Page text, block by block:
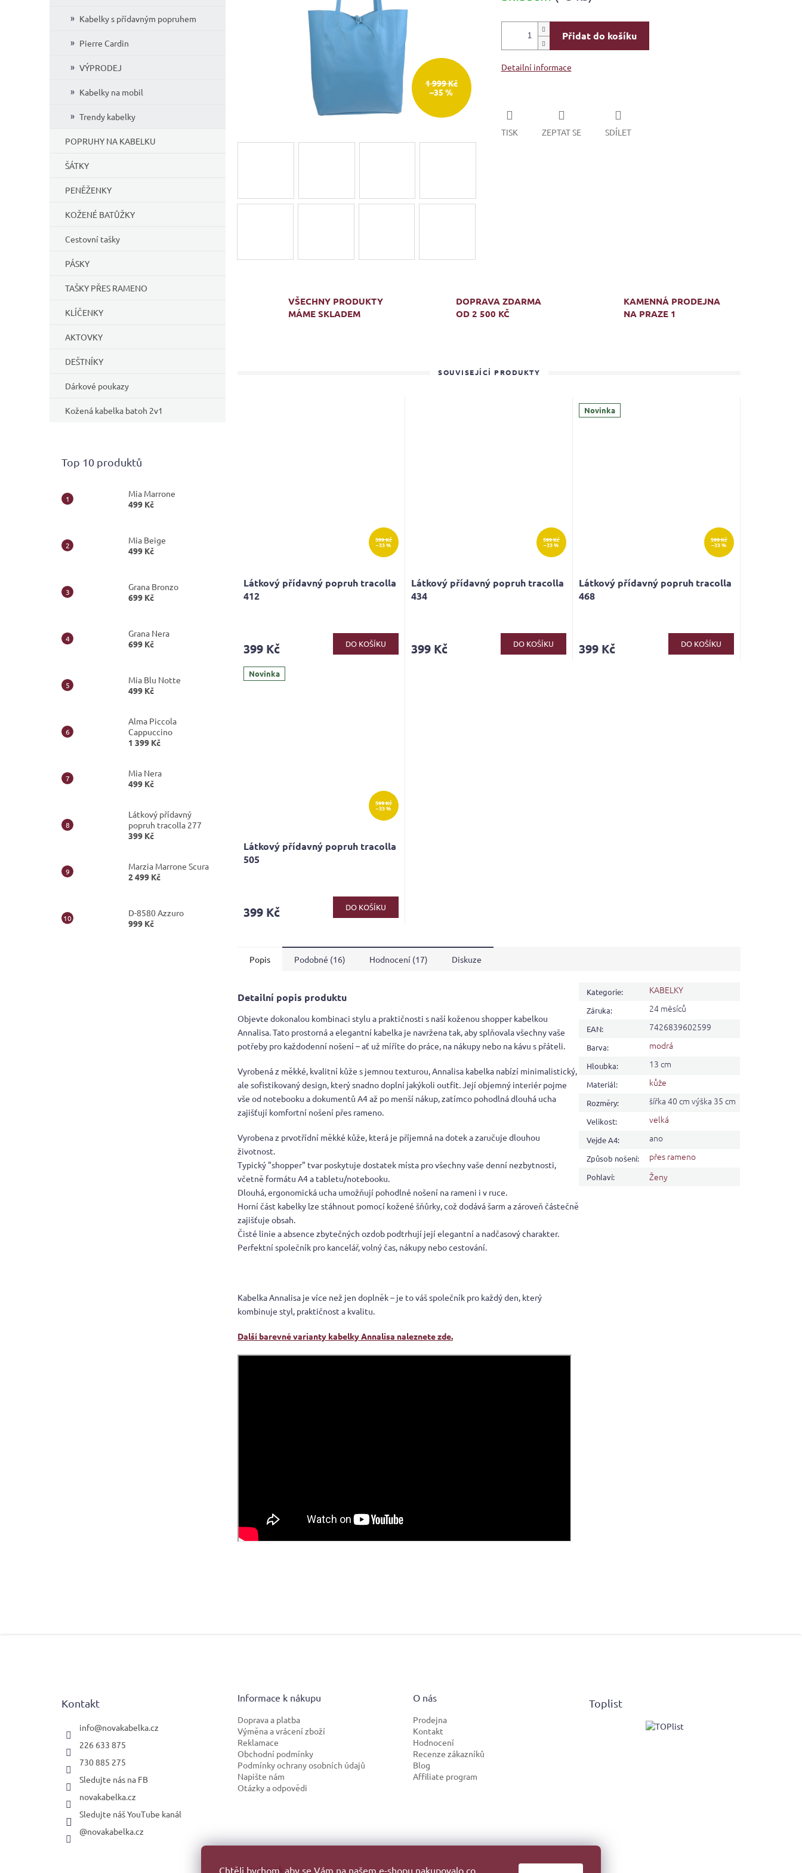
Chtěli bychom, aby se Vám na našem e-shopu nakupovalo co
Kabelky s přídavným popruhem
Pierre Cardin
VÝPRODEJ
Kabelky na mobil
Trendy kabelky
POPRUHY NA KABELKU
ŠÁTKY
PENĚŽENKY
KOŽENÉ BATŮŽKY
Cestovní tašky
PÁSKY
TAŠKY PŘES RAMENO
KLÍČENKY
AKTOVKY
DEŠTNÍKY
Dárkové poukazy
Kožená kabelka batoh 2v1
Top 10 produktů
Mia Marrone
499 Kč
Mia Beige
499 Kč
Grana Bronzo
699 Kč
Grana Nera
699 Kč
Mia Blu Notte
499 Kč
Alma Piccola
Cappuccino
1 399 Kč
Mia Nera
499 Kč
Látkový přídavný
popruh tracolla 277
399 Kč
Marzia Marrone Scura
2 499 Kč
D-8580 Azzuro
999 Kč
1 999 Kč
–35 %
Přidat do košíku
Detailní informace
TISK ZEPTAT SE SDÍLET
VŠECHNY PRODUKTY
MÁME SKLADEM
DOPRAVA ZDARMA
OD 2 500 KČ
KAMENNÁ PRODEJNA
NA PRAZE 1
SOUVISEJÍCÍ PRODUKTY
599 Kč
–33 %
Látkový přídavný popruh tracolla
412
399 Kč DO KOŠÍKU
599 Kč
–33 %
Látkový přídavný popruh tracolla
434
399 Kč DO KOŠÍKU
Novinka
599 Kč
–33 %
Látkový přídavný popruh tracolla
468
399 Kč DO KOŠÍKU
Novinka
599 Kč
–33 %
Látkový přídavný popruh tracolla
505
je
hvězdiček.
399 Kč DO KOŠÍKU
Popis Podobné (16) Hodnocení (17) Diskuze
Detailní popis produktu
Objevte dokonalou kombinaci stylu a praktičnosti s naší koženou shopper kabelkou
Annalisa. Tato prostorná a elegantní kabelka je navržena tak, aby splňovala všechny vaše
potřeby pro každodenní nošení – ať už míříte do práce, na nákupy nebo na kávu s přáteli.
Vyrobená z měkké, kvalitní kůže s jemnou texturou, Annalisa kabelka nabízí minimalistický,
ale sofistikovaný design, který snadno doplní jakýkoli outfit. Její objemný interiér pojme
vše od notebooku a dokumentů A4 až po menší nákup, zatímco pohodlná dlouhá ucha
zajišťují komfortní nošení přes rameno.
Vyrobena z prvotřídní měkké kůže, která je příjemná na dotek a zaručuje dlouhou
životnost.
Typický "shopper" tvar poskytuje dostatek místa pro všechny vaše denní nezbytnosti,
včetně formátu A4 a tabletu/notebooku.
Dlouhá, ergonomická ucha umožňují pohodlné nošení na rameni i v ruce.
Horní část kabelky lze stáhnout pomocí kožené šňůrky, což dodává šarm a zároveň částečně
zajišťuje obsah.
Čisté linie a absence zbytečných ozdob podtrhují její elegantní a nadčasový charakter.
Perfektní společník pro kancelář, volný čas, nákupy nebo cestování.
Kabelka Annalisa je více než jen doplněk – je to váš společník pro každý den, který
kombinuje styl, praktičnost a kvalitu.
Další barevné varianty kabelky Annalisa naleznete zde.
Kategorie: KABELKY
Záruka: 24 měsíců
EAN: 7426839602599
Barva: modrá
Hloubka: 13 cm
Materiál: kůže
Rozměry: šířka 40 cm výška 35 cm
Velikost: velká
Vejde A4: ano
Způsob nošení: přes rameno
Pohlaví: Ženy
Kontakt
info@novakabelka.cz
226 633 875
730 885 275
Sledujte nás na FB
novakabelka.cz
Sledujte náš YouTube kanál
@novakabelka.cz
Informace k nákupu
Doprava a platba
Výměna a vrácení zboží
Reklamace
Obchodní podmínky
Podmínky ochrany osobních údajů
Napište nám
Otázky a odpovědi
O nás
Prodejna
Kontakt
Hodnocení
Recenze zákazníků
Blog
Affiliate program
Toplist
Facebook